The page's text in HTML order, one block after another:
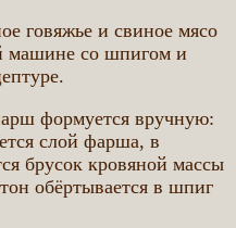
говяжье и свиное мясо
машине со шпигом и
формуется вручную:
слой фарша, в
брусок кровяной массы
обёртывается в шпиг